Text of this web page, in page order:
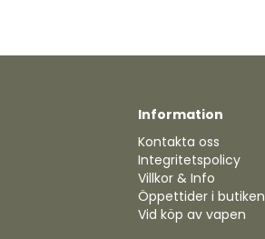
Information
Kontakta oss
Integritetspolicy
Villkor & Info
Öppettider i butiken
Vid köp av vapen